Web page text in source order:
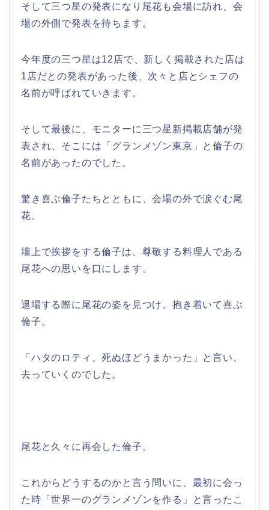
そして三つ星の発表になり尾花も会場に訪れ、会
場の外側で発表を待ちます。
今年度の三つ星は12店で、新しく掲載された店は
1店だとの発表があった後、次々と店とシェフの
名前が呼ばれていきます。
そして最後に、モニターに三つ星新掲載店舗が発
表され、そこには「グランメゾン東京」と倫子の
名前があったのでした。
驚き喜ぶ倫子たちとともに、会場の外で涙ぐむ尾
花。
壇上で挨拶をする倫子は、尊敬する料理人である
尾花への思いを口にします。
退場する際に尾花の姿を見つけ、抱き着いて喜ぶ
倫子。
「ハタのロティ、死ぬほどうまかった」と言い、
去っていくのでした。
尾花と久々に再会した倫子。
これからどうするのかと言う問いに、最初に会っ
た時「世界一のグランメゾンを作る」と言ったこ